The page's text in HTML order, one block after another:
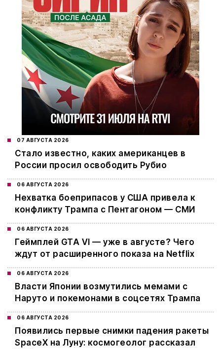
07 АВГУСТА 2026
Стало известно, каких американцев в
России просил освободить Рубио
06 АВГУСТА 2026
Нехватка боеприпасов у США привела к
конфликту Трампа с Пентагоном — СМИ
06 АВГУСТА 2026
Геймплей GTA VI — уже в августе? Чего
ждут от расширенного показа на Netflix
06 АВГУСТА 2026
Власти Японии возмутились мемами с
Наруто и покемонами в соцсетях Трампа
06 АВГУСТА 2026
Появились первые снимки падения ракеты
SpaceX на Луну: космогеолог рассказал